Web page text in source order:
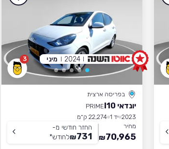
3
בפריסה ארצית
יונדאי I10
PRIME
2023 יד 1
22,274 ק״מ
מחיר
70,965
₪
החזר חודשי מ-
731
₪לחודש*
2024 מיני